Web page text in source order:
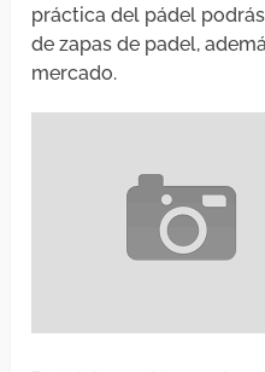
práctica del pádel
de zapas de padel,
mercado.